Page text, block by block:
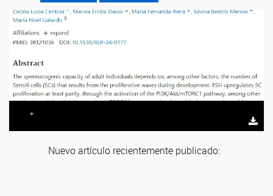
*
Nuevo artículo recientemente publicado: